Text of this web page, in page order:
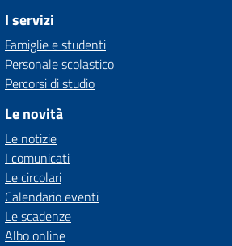
I servizi
Famiglie e studenti
Personale scolastico
Percorsi di studio
Le novità
Le notizie
I comunicati
Le circolari
Calendario eventi
Le scadenze
Albo online